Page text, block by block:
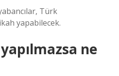
Türk
yapabilecek.
ne